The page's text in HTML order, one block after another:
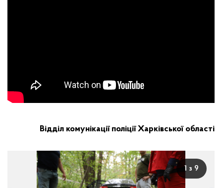
Відділ комунікації поліції Харківської області
1 з 9